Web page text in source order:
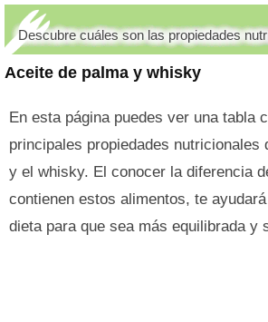
Aceite de palma y whisky
Descubre cuáles son las propiedades
En esta página puedes ver una tabla
principales propiedades nutricionales
y el whisky. El conocer la diferencia
contienen estos alimentos, te
dieta para que sea más equilibrada y